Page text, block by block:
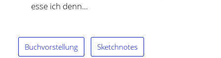
esse ich denn…
Buchvorstellung Sketchnotes